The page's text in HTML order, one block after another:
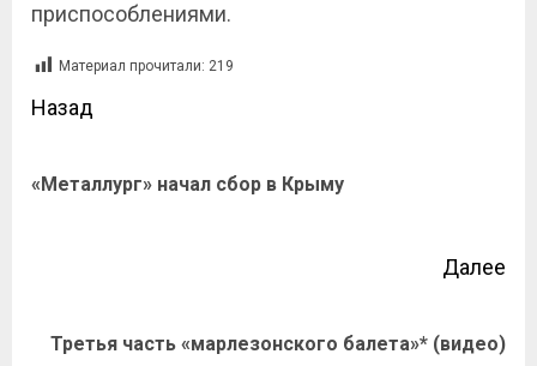
приспособлениями.
Материал прочитали: 219
Назад
«Металлург» начал сбор в Крыму
Далее
Третья часть «марлезонского балета»* (видео)